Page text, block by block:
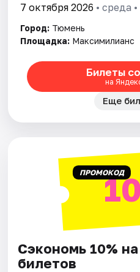
7 октября 2026 • среда
Город: Тюмень
Площадка: Максимилианс
Билеты
на
Еще
ПРОМОКОД
Сэкономь 10%
билетов